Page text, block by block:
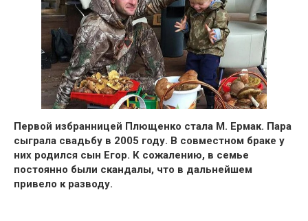
Первой избранницей Плющенко стала М. Ермак. Пара
сыграла свадьбу в 2005 году. В совместном браке у
них родился сын Егор. К сожалению, в семье
постоянно были скандалы, что в дальнейшем
привело к разводу.